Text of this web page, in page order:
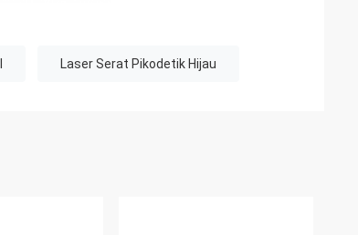
Laser Serat Pikodetik Hijau